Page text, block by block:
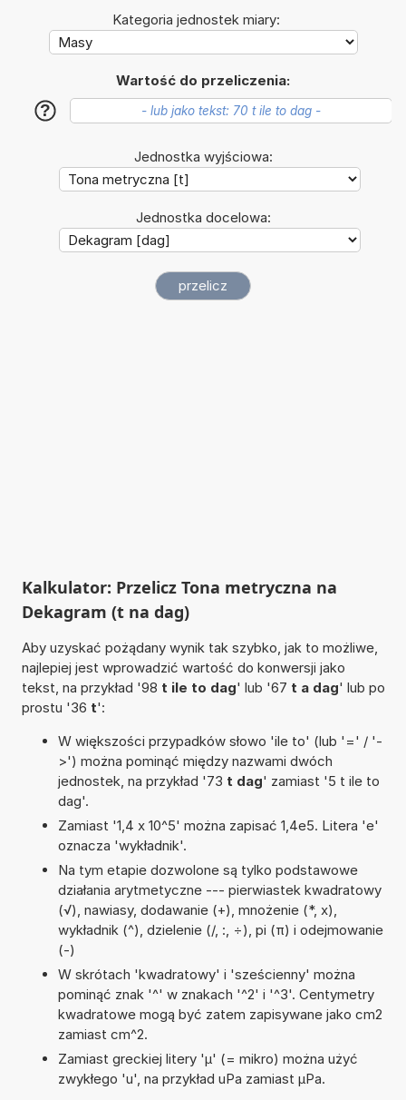
Kategoria jednostek miary:
Wartość do przeliczenia:
?
Jednostka wyjściowa:
Jednostka docelowa:
Kalkulator: Przelicz Tona metryczna na
Dekagram (t na dag)
Aby uzyskać pożądany wynik tak szybko, jak to możliwe,
najlepiej jest wprowadzić wartość do konwersji jako
tekst, na przykład '98 t ile to dag' lub '67 t a dag' lub po
prostu '36 t':
W większości przypadków słowo 'ile to' (lub '=' / '-
>') można pominąć między nazwami dwóch
jednostek, na przykład '73 t dag' zamiast '5 t ile to
dag'.
Zamiast '1,4 x 10^5' można zapisać 1,4e5. Litera 'e'
oznacza 'wykładnik'.
Na tym etapie dozwolone są tylko podstawowe
działania arytmetyczne --- pierwiastek kwadratowy
(√), nawiasy, dodawanie (+), mnożenie (*, x),
wykładnik (^), dzielenie (/, :, ÷), pi (π) i odejmowanie
(-)
W skrótach 'kwadratowy' i 'sześcienny' można
pominąć znak '^' w znakach '^2' i '^3'. Centymetry
kwadratowe mogą być zatem zapisywane jako cm2
zamiast cm^2.
Zamiast greckiej litery 'µ' (= mikro) można użyć
zwykłego 'u', na przykład uPa zamiast µPa.